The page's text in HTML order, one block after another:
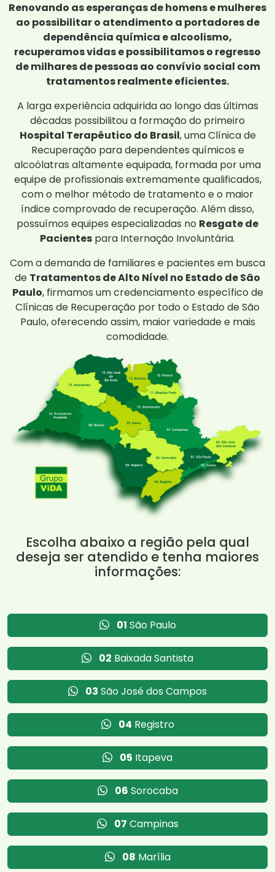
Renovando as esperanças de homens e mulheres
ao possibilitar o atendimento a portadores de
dependência química e alcoolismo,
recuperamos vidas e possibilitamos o regresso
de milhares de pessoas ao convívio social com
tratamentos realmente eficientes.
A larga experiência adquirida ao longo das últimas
décadas possibilitou a formação do primeiro
Hospital Terapêutico do Brasil, uma Clínica de
Recuperação para dependentes químicos e
alcoólatras altamente equipada, formada por uma
equipe de profissionais extremamente qualificados,
com o melhor método de tratamento e o maior
índice comprovado de recuperação. Além disso,
possuímos equipes especializadas no Resgate de
Pacientes para Internação Involuntária.
Com a demanda de familiares e pacientes em busca
de Tratamentos de Alto Nível no Estado de São
Paulo, firmamos um credenciamento específico de
Clínicas de Recuperação por todo o Estado de São
Paulo, oferecendo assim, maior variedade e mais
comodidade.
Escolha abaixo a região pela qual
deseja ser atendido e tenha maiores
informações:
01 São Paulo
02 Baixada Santista
03 São José dos Campos
04 Registro
05 Itapeva
06 Sorocaba
07 Campinas
08 Marília